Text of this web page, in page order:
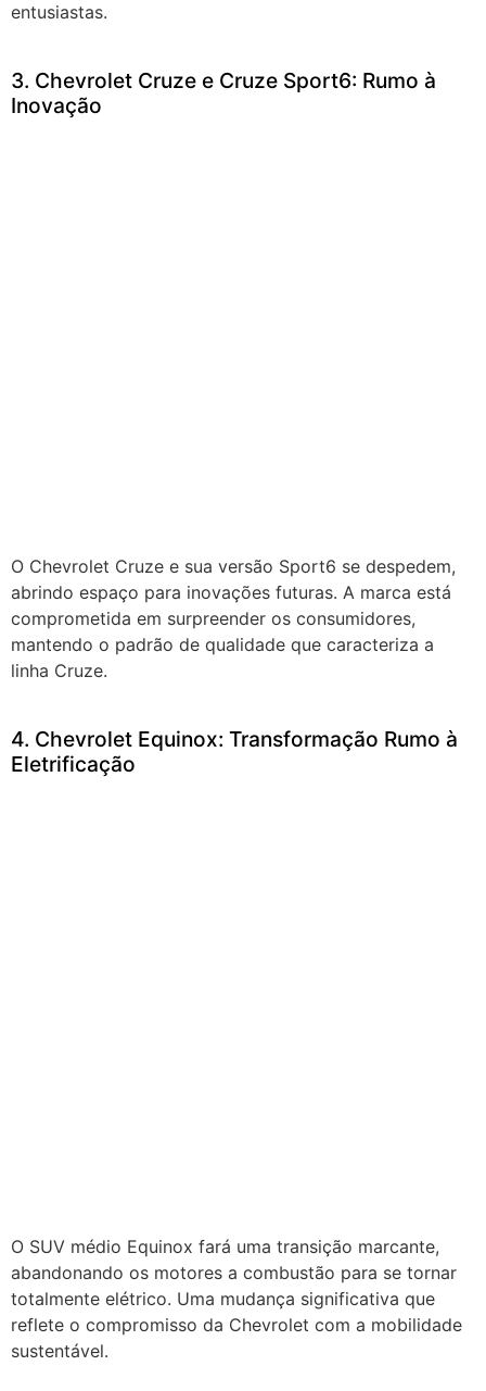
entusiastas.
3. Chevrolet Cruze e Cruze Sport6: Rumo à
Inovação
O Chevrolet Cruze e sua versão Sport6 se despedem,
abrindo espaço para inovações futuras. A marca está
comprometida em surpreender os consumidores,
mantendo o padrão de qualidade que caracteriza a
linha Cruze.
4. Chevrolet Equinox: Transformação Rumo à
Eletrificação
O SUV médio Equinox fará uma transição marcante,
abandonando os motores a combustão para se tornar
totalmente elétrico. Uma mudança significativa que
reflete o compromisso da Chevrolet com a mobilidade
sustentável.